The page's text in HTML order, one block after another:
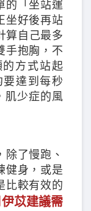
的「坐站運
坐好後再站
算自己最多
手抱胸，不
方式站起
達到每秒
肌少症的風
了慢跑、
健身，或是
比較有效的
苡建議需